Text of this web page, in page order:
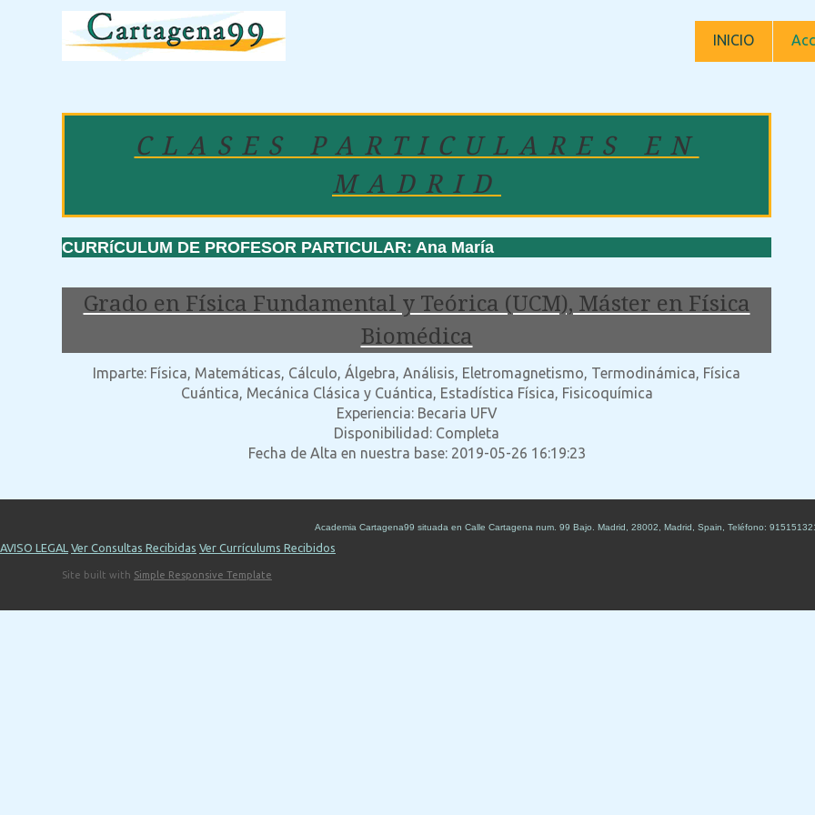
INICIO
CLASES PARTICULARES EN
MADRID
CURRíCULUM DE PROFESOR PARTICULAR: Ana María
Grado en Física Fundamental y Teórica (UCM), Máster en Física
Biomédica
Imparte: Física, Matemáticas, Cálculo, Álgebra, Análisis, Eletromagnetismo, Termodinámica, Física
Cuántica, Mecánica Clásica y Cuántica, Estadística Física, Fisicoquímica
Experiencia: Becaria UFV
Disponibilidad: Completa
Fecha de Alta en nuestra base: 2019-05-26 16:19:23
Academia Cartagena99 situada en Calle Cartagena num. 99 Bajo Madrid 28002 Madrid Spain Teléfono:
AVISO LEGAL Ver Consultas Recibidas Ver Currículums Recibidos
Site built with Simple Responsive Template